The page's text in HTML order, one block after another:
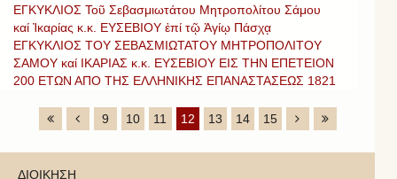
ΕΓΚΥΚΛΙΟΣ Τοῦ Σεβασμιωτάτου Μητροπολίτου Σάμου
καί Ἰκαρίας κ.κ. ΕΥΣΕΒΙΟΥ ἐπί τῷ Ἁγίῳ Πάσχᾳ
ΕΓΚΥΚΛΙΟΣ ΤΟΥ ΣΕΒΑΣΜΙΩΤΑΤΟΥ ΜΗΤΡΟΠΟΛΙΤΟΥ
ΣΑΜΟΥ καί ΙΚΑΡΙΑΣ κ.κ. ΕΥΣΕΒΙΟΥ ΕΙΣ ΤΗΝ ΕΠΕΤΕΙΟΝ
200 ΕΤΩΝ ΑΠΟ ΤΗΣ ΕΛΛΗΝΙΚΗΣ ΕΠΑΝΑΣΤΑΣΕΩΣ 1821
9 10 11 12 13 14 15
ΔΙΟΙΚΗΣΗ